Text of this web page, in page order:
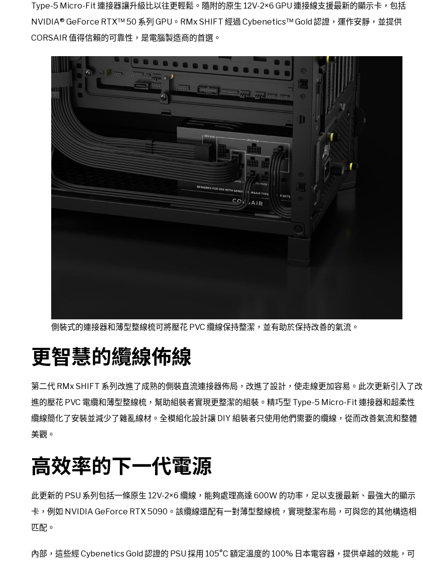
Type-5 Micro-Fit 連接器讓升級比以往更輕鬆。隨附的原生 12V-2×6 GPU 連接線支援最新的顯示卡，包括
NVIDIA® GeForce RTX™ 50 系列 GPU。RMx SHIFT 經過 Cybenetics™ Gold 認證，運作安靜，並提供
CORSAIR 值得信賴的可靠性，是電腦製造商的首選。
側裝式的連接器和薄型整線梳可將壓花 PVC 纜線保持整潔，並有助於保持改善的氣流。
更智慧的纜線佈線
第二代 RMx SHIFT 系列改進了成熟的側裝直流連接器佈局，改進了設計，使走線更加容易。此次更新引入了改
進的壓花 PVC 電纜和薄型整線梳，幫助組裝者實現更整潔的組裝。精巧型 Type-5 Micro-Fit 連接器和超柔性
纜線簡化了安裝並減少了雜亂線材。全模組化設計讓 DIY 組裝者只使用他們需要的纜線，從而改善氣流和整體
美觀。
高效率的下一代電源
此更新的 PSU 系列包括一條原生 12V-2×6 纜線，能夠處理高達 600W 的功率，足以支援最新、最強大的顯示
卡，例如 NVIDIA GeForce RTX 5090。該纜線還配有一對薄型整線梳，實現整潔布局，可與您的其他構造相
匹配。
內部，這些經 Cybenetics Gold 認證的 PSU 採用 105°C 額定溫度的 100% 日本電容器，提供卓越的效能，可